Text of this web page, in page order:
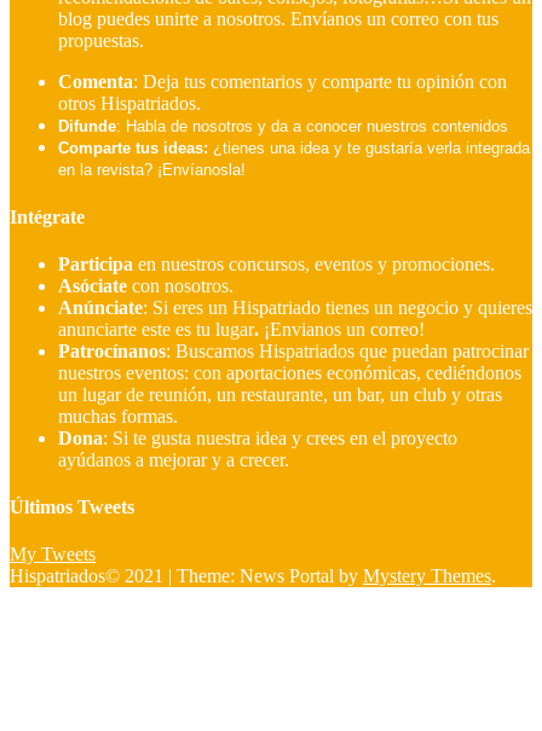
blog puedes unirte a nosotros. Envíanos un correo con tus
propuestas.
Comenta: Deja tus comentarios y comparte tu opinión con
otros Hispatriados.
Difunde: Habla de nosotros y da a conocer nuestros contenidos
Comparte tus ideas: ¿tienes una idea y te gustaría verla integrada
en la revista? ¡Envíanosla!
Intégrate
Participa en nuestros concursos, eventos y promociones.
Asóciate con nosotros.
Anúnciate: Si eres un Hispatriado tienes un negocio y quieres
anunciarte este es tu lugar. ¡Envianos un correo!
Patrocínanos: Buscamos Hispatriados que puedan patrocinar
nuestros eventos: con aportaciones económicas, cediéndonos
un lugar de reunión, un restaurante, un bar, un club y otras
muchas formas.
Dona: Si te gusta nuestra idea y crees en el proyecto
ayúdanos a mejorar y a crecer.
Últimos Tweets
My Tweets
Hispatriados© 2021 | Theme: News Portal by Mystery Themes.